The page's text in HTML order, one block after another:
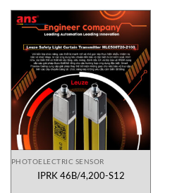
PHOTOELECTRIC SENSOR
IPRK 46B/4,200-S12